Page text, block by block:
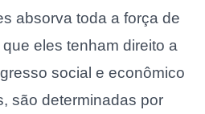
absorva toda a força de
eles tenham direito a
social e econômico
são determinadas por